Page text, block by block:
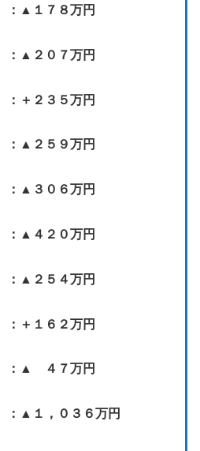
▲１７８万円
▲２０７万円
＋２３５万円
▲２５９万円
▲３０６万円
▲４２０万円
▲２５４万円
＋１６２万円
：▲ ４７万円
▲１，０３６万円